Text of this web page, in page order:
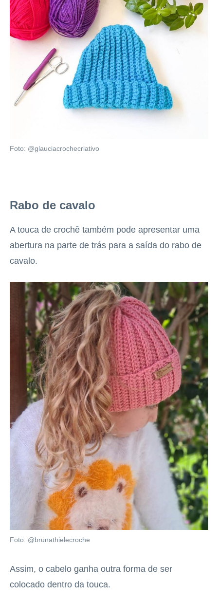
Foto: @glauciacrochecriativo
Rabo de cavalo
A touca de crochê também pode apresentar uma
abertura na parte de trás para a saída do rabo de
cavalo.
Foto: @brunathielecroche
Assim, o cabelo ganha outra forma de ser
colocado dentro da touca.